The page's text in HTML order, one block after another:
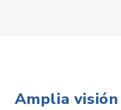
Amplia